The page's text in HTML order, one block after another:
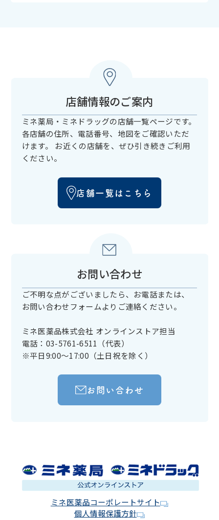
店舗情報のご案内
ミネ薬局・ミネドラッグの店舗一覧ページです。
各店舗の住所、電話番号、 地図をご確認いただ
けます。
お近くの店舗を、ぜひ引き続きご利用
ください。
店舗一覧はこちら
お問い合わせ
ご不明な点がございましたら、お電話または、
お問い合わせフォームよりご連絡ください。
ミネ医薬品株式会社 オンラインストア担当
電話：03-5761-6511（代表）
※平日9:00～17:00（土日祝を除く）
お問い合わせ
ミネ医薬品コーポレートサイト
個人情報保護方針